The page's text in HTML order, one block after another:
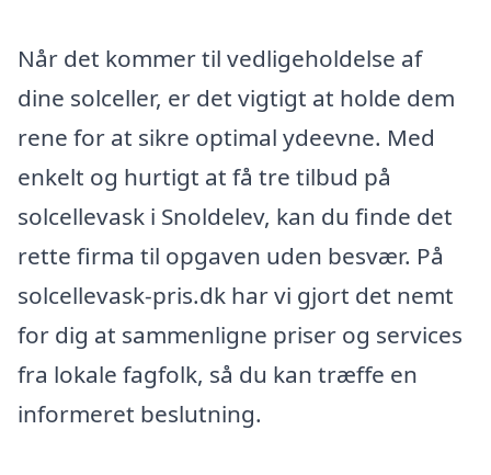
Når det kommer til vedligeholdelse af
dine solceller, er det vigtigt at holde dem
rene for at sikre optimal ydeevne. Med
enkelt og hurtigt at få tre tilbud på
solcellevask i Snoldelev, kan du finde det
rette firma til opgaven uden besvær. På
solcellevask-pris.dk har vi gjort det nemt
for dig at sammenligne priser og services
fra lokale fagfolk, så du kan træffe en
informeret beslutning.